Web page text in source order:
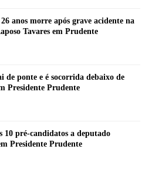
anos morre após grave acidente na
Tavares em Prudente
de ponte e é socorrida debaixo de
Presidente Prudente
10 pré-candidatos a deputado
Presidente Prudente